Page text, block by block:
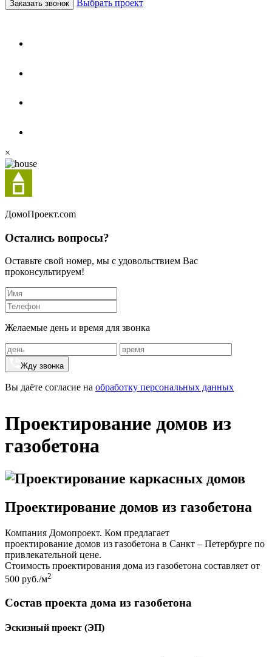
Заказать звонок Выбрать проект
×
ДомоПроект.com
Остались вопросы?
Оставьте свой номер, мы с удовольствием Вас
проконсультируем!
Желаемые день и время для звонка
Жду звонка
Вы даёте согласие на обработку персональных данных
Проектирование домов из
газобетона
Проектирование домов из газобетона
Компания Домопроект. Ком предлагает
проектирование домов из газобетона в Санкт – Петербурге по
привлекательной цене.
Стоимость проектирования дома из газобетона составляет от
500 руб./м2
Состав проекта дома из газобетона
Эскизный проект (ЭП)